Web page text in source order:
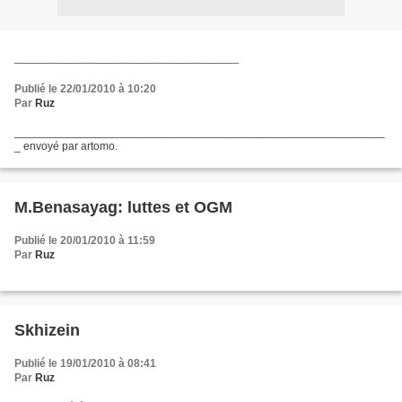
Publié le 22/01/2010 à 10:20
Par Ruz
_ envoyé par artomo.
M.Benasayag: luttes et OGM
Publié le 20/01/2010 à 11:59
Par Ruz
Skhizein
Publié le 19/01/2010 à 08:41
Par Ruz